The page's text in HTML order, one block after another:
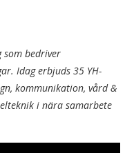
bedriver
Idag erbjuds 35 YH-
kommunikation, vård &
i nära samarbete